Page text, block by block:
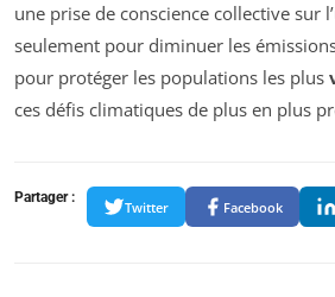
une prise de conscience collective sur
seulement pour diminuer les
pour protéger les populations les plus
ces défis climatiques de plus en plus
Partager :
Twitter Facebook